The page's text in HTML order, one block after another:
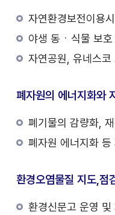
자연환경보전이용
야생 동ㆍ식물 보
자연공원, 유네스
폐자원의 에너지화와
폐기물의 감량화,
폐자원 에너지화 등
환경오염물질 지도,점
환경신문고 운영